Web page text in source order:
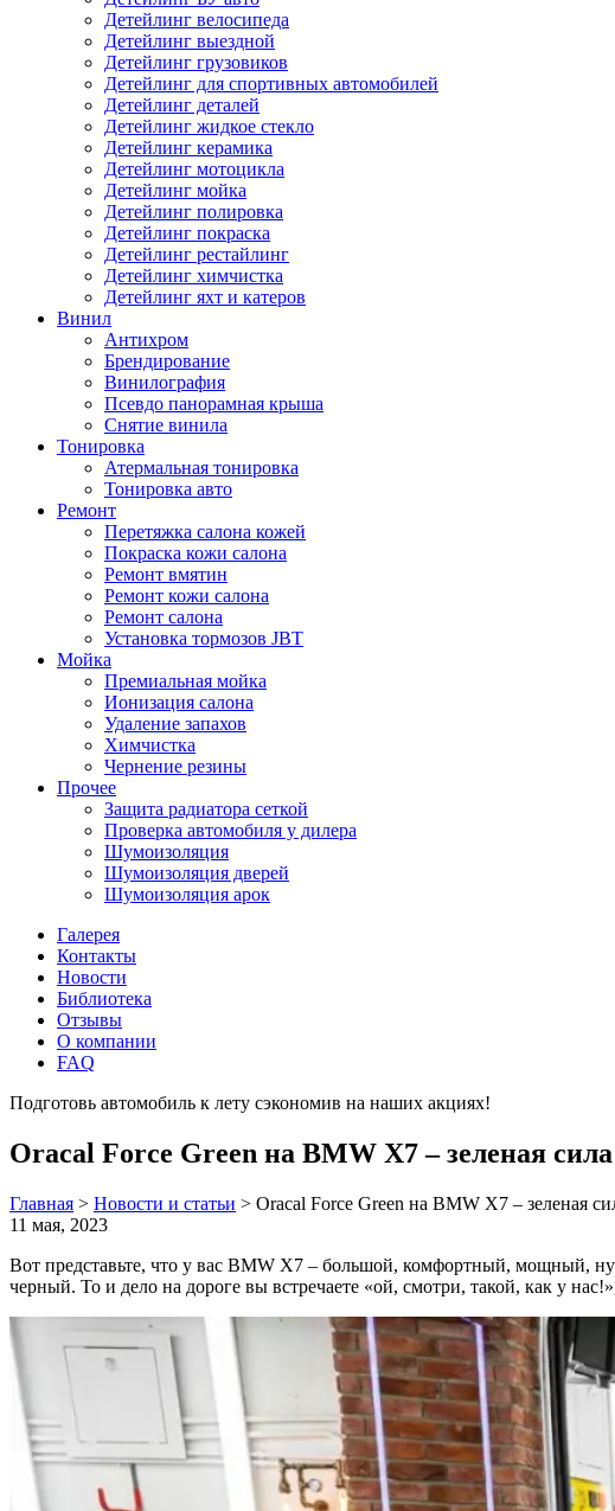
Детейлинг велосипеда
Детейлинг выездной
Детейлинг грузовиков
Детейлинг для спортивных автомобилей
Детейлинг деталей
Детейлинг жидкое стекло
Детейлинг керамика
Детейлинг мотоцикла
Детейлинг мойка
Детейлинг полировка
Детейлинг покраска
Детейлинг рестайлинг
Детейлинг химчистка
Детейлинг яхт и катеров
Винил
Антихром
Брендирование
Винилография
Псевдо панорамная крыша
Снятие винила
Тонировка
Атермальная тонировка
Тонировка авто
Ремонт
Перетяжка салона кожей
Покраска кожи салона
Ремонт вмятин
Ремонт кожи салона
Ремонт салона
Установка тормозов JBT
Мойка
Премиальная мойка
Ионизация салона
Удаление запахов
Химчистка
Чернение резины
Прочее
Защита радиатора сеткой
Проверка автомобиля у дилера
Шумоизоляция
Шумоизоляция дверей
Шумоизоляция арок
Галерея
Контакты
Новости
Библиотека
Отзывы
О компании
FAQ
Подготовь автомобиль к лету сэкономив на наших акциях!
Oracal Force Green на BMW X7 – зеленая
Главная > Новости и статьи > Oracal Force Green на BMW X7 – зеленая
11 мая, 2023
Вот представьте, что у вас BMW X7 – большой, комфортный, мощный,
черный. То и дело на дороге вы встречаете «ой, смотри, такой, как у